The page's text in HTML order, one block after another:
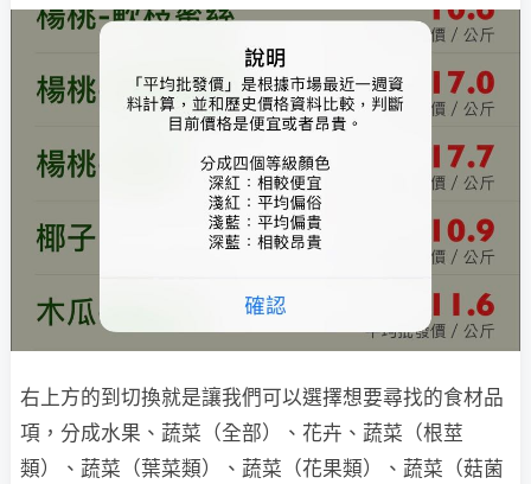
右上方的到切換就是讓我們可以選擇想要尋找的食材品
項，分成水果、蔬菜（全部）、花卉、蔬菜（根莖
類）、蔬菜（葉菜類）、蔬菜（花果類）、蔬菜（菇菌